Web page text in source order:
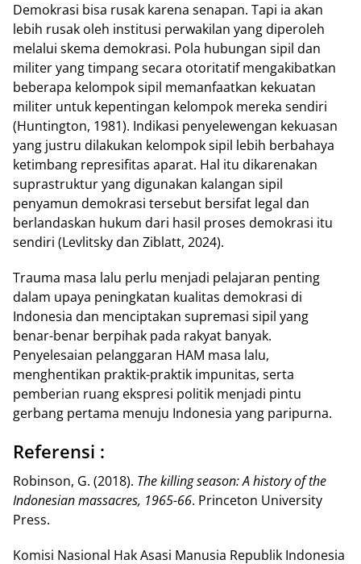
Demokrasi bisa rusak karena senapan. Tapi ia akan
lebih rusak oleh institusi perwakilan yang diperoleh
melalui skema demokrasi. Pola hubungan sipil dan
militer yang timpang secara otoritatif mengakibatkan
beberapa kelompok sipil memanfaatkan kekuatan
militer untuk kepentingan kelompok mereka sendiri
(Huntington, 1981). Indikasi penyelewengan kekuasan
yang justru dilakukan kelompok sipil lebih berbahaya
ketimbang represifitas aparat. Hal itu dikarenakan
suprastruktur yang digunakan kalangan sipil
penyamun demokrasi tersebut bersifat legal dan
berlandaskan hukum dari hasil proses demokrasi itu
sendiri (Levlitsky dan Ziblatt, 2024).
Trauma masa lalu perlu menjadi pelajaran penting
dalam upaya peningkatan kualitas demokrasi di
Indonesia dan menciptakan supremasi sipil yang
benar-benar berpihak pada rakyat banyak.
Penyelesaian pelanggaran HAM masa lalu,
menghentikan praktik-praktik impunitas, serta
pemberian ruang ekspresi politik menjadi pintu
gerbang pertama menuju Indonesia yang paripurna.
Referensi :
Robinson, G. (2018). The killing season: A history of the
Indonesian massacres, 1965-66. Princeton University
Press.
Komisi Nasional Hak Asasi Manusia Republik Indonesia